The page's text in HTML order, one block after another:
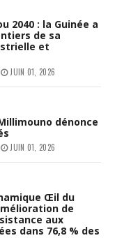
2040 : la Guinée a
de sa
et
JUIN 01, 2026
dénonce
JUIN 01, 2026
Œil du
de
aux
dans 76,8 % des